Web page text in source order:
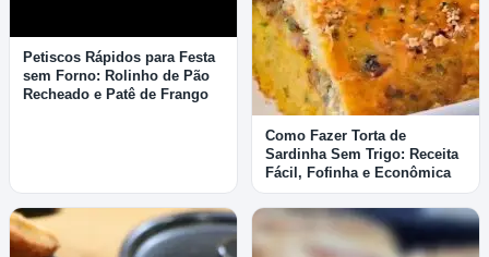
Petiscos Rápidos para Festa
sem Forno: Rolinho de Pão
Recheado e Patê de Frango
Como Fazer Torta de
Sardinha Sem Trigo: Receita
Fácil, Fofinha e Econômica